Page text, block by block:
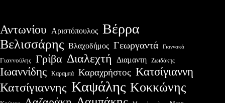
Αντωνίου Αριστόπουλος Βέρρα
Βελισσάρης Βλαχοδήμος Γεωργαντά Γιαννακά
Γιαννούλης Γρίβα Διαλεχτή Διαμαντη Ζωιδάκης
Ιωαννίδης Καραμπά Καραχρήστος Κατσίγιαννη
Κατσίγιαννης Καψάλης Κοκκώνης